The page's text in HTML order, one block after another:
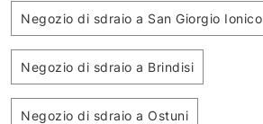
Negozio di sdraio a San Giorgio Ionico
Negozio di sdraio a Brindisi
Negozio di sdraio a Ostuni